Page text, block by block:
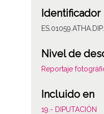
Identificador
Nivel de
Reportaje
Incluido en
19.- DIPUTACIÓN